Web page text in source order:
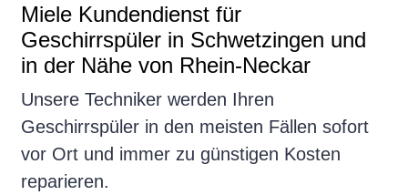
Miele Kundendienst für
Geschirrspüler in Schwetzingen und
in der Nähe von Rhein-Neckar
Unsere Techniker werden Ihren
Geschirrspüler in den meisten Fällen sofort
vor Ort und immer zu günstigen Kosten
reparieren.